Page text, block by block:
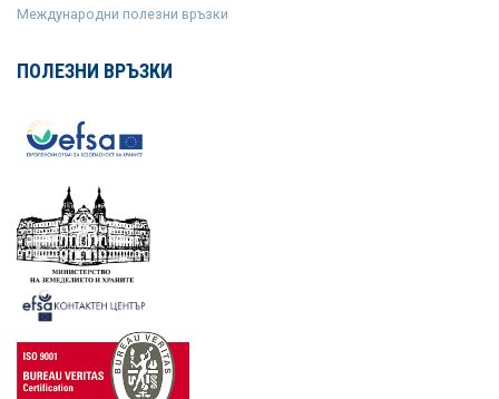
Международни полезни връзки
ПОЛЕЗНИ ВРЪЗКИ